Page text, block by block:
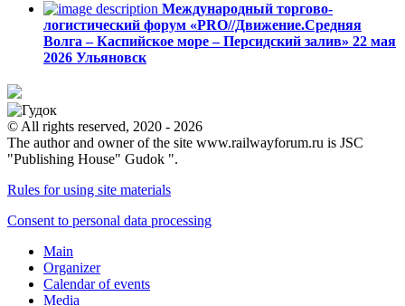
Международный торгово-
логистический форум «PRO//Движение.Средняя
Волга – Каспийское море – Персидский залив» 22 мая
2026 Ульяновск
© All rights reserved, 2020 - 2026
The author and owner of the site www.railwayforum.ru is JSC
"Publishing House" Gudok ".
Rules for using site materials
Consent to personal data processing
Main
Organizer
Calendar of events
Media